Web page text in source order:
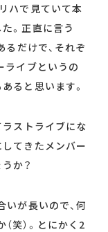
ハで見ていて本
。正直に言う
るだけで、それぞ
ライブというの
ると思います。
ラストライブにな
てきたメンバー
か？
が長いので、何
笑）。とにかく2